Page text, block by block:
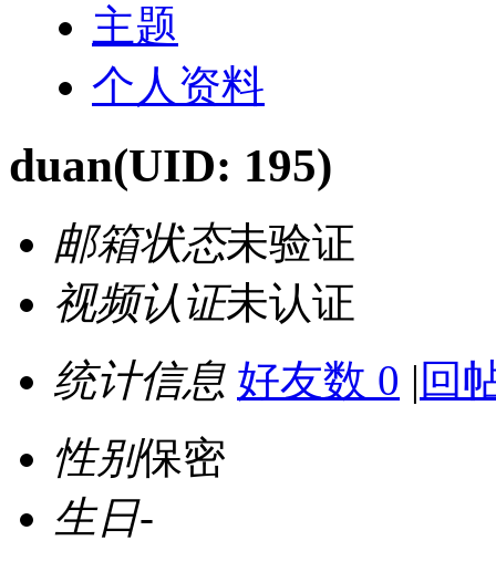
主题
个人资料
duan(UID: 195)
邮箱状态未验证
视频认证未认证
统计信息 好友数 0 | 回
性别保密
生日-